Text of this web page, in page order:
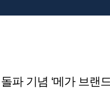
파 기념 ‘메가 브랜